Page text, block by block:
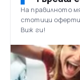
На правилното
стотици
Виж ги!